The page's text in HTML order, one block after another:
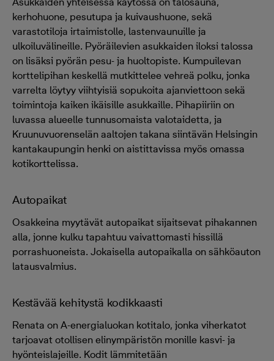
kerhohuone, pesutupa ja kuivaushuone, sekä
varastotiloja irtaimistolle, lastenvaunuille ja
ulkoiluvälineille. Pyöräilevien asukkaiden iloksi talossa
on lisäksi pyörän pesu- ja huoltopiste. Kumpuilevan
korttelipihan keskellä mutkittelee vehreä polku, jonka
varrelta löytyy viihtyisiä sopukoita ajanviettoon sekä
toimintoja kaiken ikäisille asukkaille. Pihapiiriin on
luvassa alueelle tunnusomaista valotaidetta, ja
Kruunuvuorenselän aaltojen takana siintävän Helsingin
kantakaupungin henki on aistittavissa myös omassa
kotikorttelissa.
Autopaikat
Osakkeina myytävät autopaikat sijaitsevat pihakannen
alla, jonne kulku tapahtuu vaivattomasti hissillä
porrashuoneista. Jokaisella autopaikalla on sähköauton
latausvalmius.
Kestävää kehitystä kodikkaasti
Renata on A-energialuokan kotitalo, jonka viherkatot
tarjoavat otollisen elinympäristön monille kasvi- ja
hyönteislajeille. Kodit lämmitetään